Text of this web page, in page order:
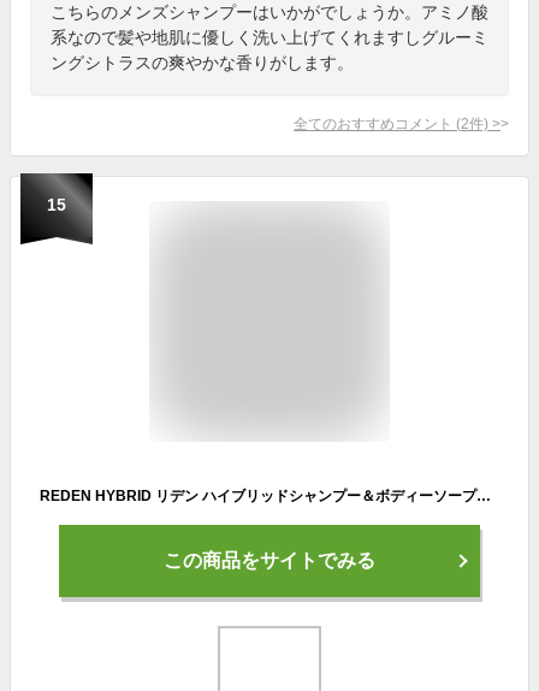
こちらのメンズシャンプーはいかがでしょうか。アミノ酸
系なので髪や地肌に優しく洗い上げてくれますしグルーミ
ングシトラスの爽やかな香りがします。
全てのおすすめコメント (2件) >
15
REDEN HYBRID リデン ハイブリッドシャンプー＆ボディーソープセットメンズ 男性 薬用 臭い シャンプー メンズシャンプー ボディーソープ メンズ 加齢 加齢臭 脂性肌 乾燥肌 ギフト マリンムスク スキンケア 国産 セット プレゼント 泡 保湿
この商品をサイトでみる